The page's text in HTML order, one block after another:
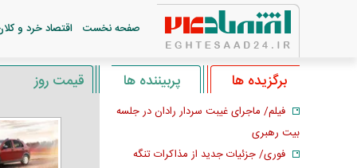
صفحه نخست اقتصاد خرد و
قیمت روز برگزیده ها پربیننده ها
فیلم/ ماجرای غیبت سردار رادان در جلسه
بیت رهبری
فوری/ جزئیات جدید از مذاکرات تنگه